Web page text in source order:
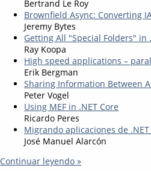
Bertrand Le Roy
Brownfield Async: Converting
Jeremy Bytes
Getting All "Special Folders" in
Ray Koopa
High speed applications –
Erik Bergman
Sharing Information Between
Peter Vogel
Using MEF in .NET Core
Ricardo Peres
Migrando aplicaciones de
José Manuel Alarcón
Continuar leyendo »